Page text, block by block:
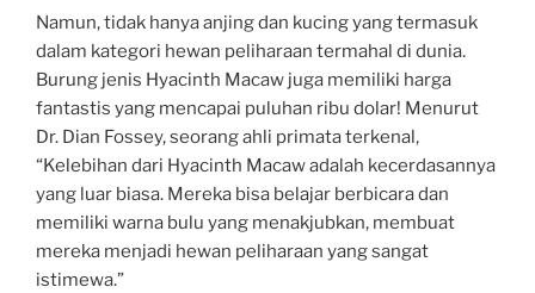
Namun, tidak hanya anjing dan kucing yang termasuk
dalam kategori hewan peliharaan termahal di dunia.
Burung jenis Hyacinth Macaw juga memiliki harga
fantastis yang mencapai puluhan ribu dolar! Menurut
Dr. Dian Fossey, seorang ahli primata terkenal,
“Kelebihan dari Hyacinth Macaw adalah kecerdasannya
yang luar biasa. Mereka bisa belajar berbicara dan
memiliki warna bulu yang menakjubkan, membuat
mereka menjadi hewan peliharaan yang sangat
istimewa.”